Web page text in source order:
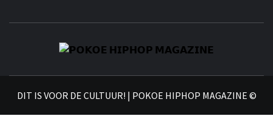
DIT IS VOOR DE CULTUUR! | POKOE HIPHOP MAGAZINE ©